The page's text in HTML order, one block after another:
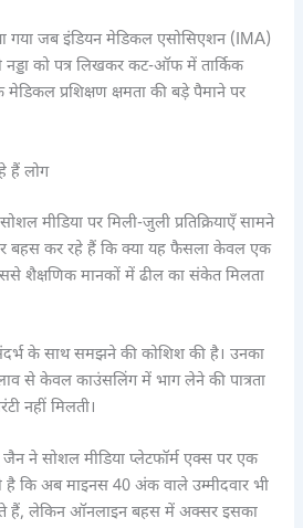
गया जब इंडियन मेडिकल एसोसिएशन (IMA)
नड्डा को पत्र लिखकर कट-ऑफ में तार्किक
प्रशिक्षण क्षमता की बड़े पैमाने पर
हैं लोग
मीडिया पर मिली-जुली प्रतिक्रियाएँ सामने
बहस कर रहे हैं कि क्या यह फैसला केवल एक
शैक्षणिक मानकों में ढील का संकेत मिलता
के साथ समझने की कोशिश की है। उनका
से केवल काउंसलिंग में भाग लेने की पात्रता
नहीं मिलती।
ने सोशल मीडिया प्लेटफॉर्म एक्स पर एक
है कि अब माइनस 40 अंक वाले उम्मीदवार भी
हैं, लेकिन ऑनलाइन बहस में अक्सर इसका